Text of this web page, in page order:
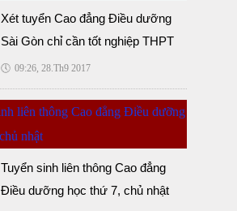
Xét tuyển Cao đẳng Điều dưỡng
Sài Gòn chỉ cần tốt nghiệp THPT
🕔 09:26, 28.Th9 2017
Tuyển sinh liên thông Cao đẳng
Điều dưỡng học thứ 7, chủ nhật